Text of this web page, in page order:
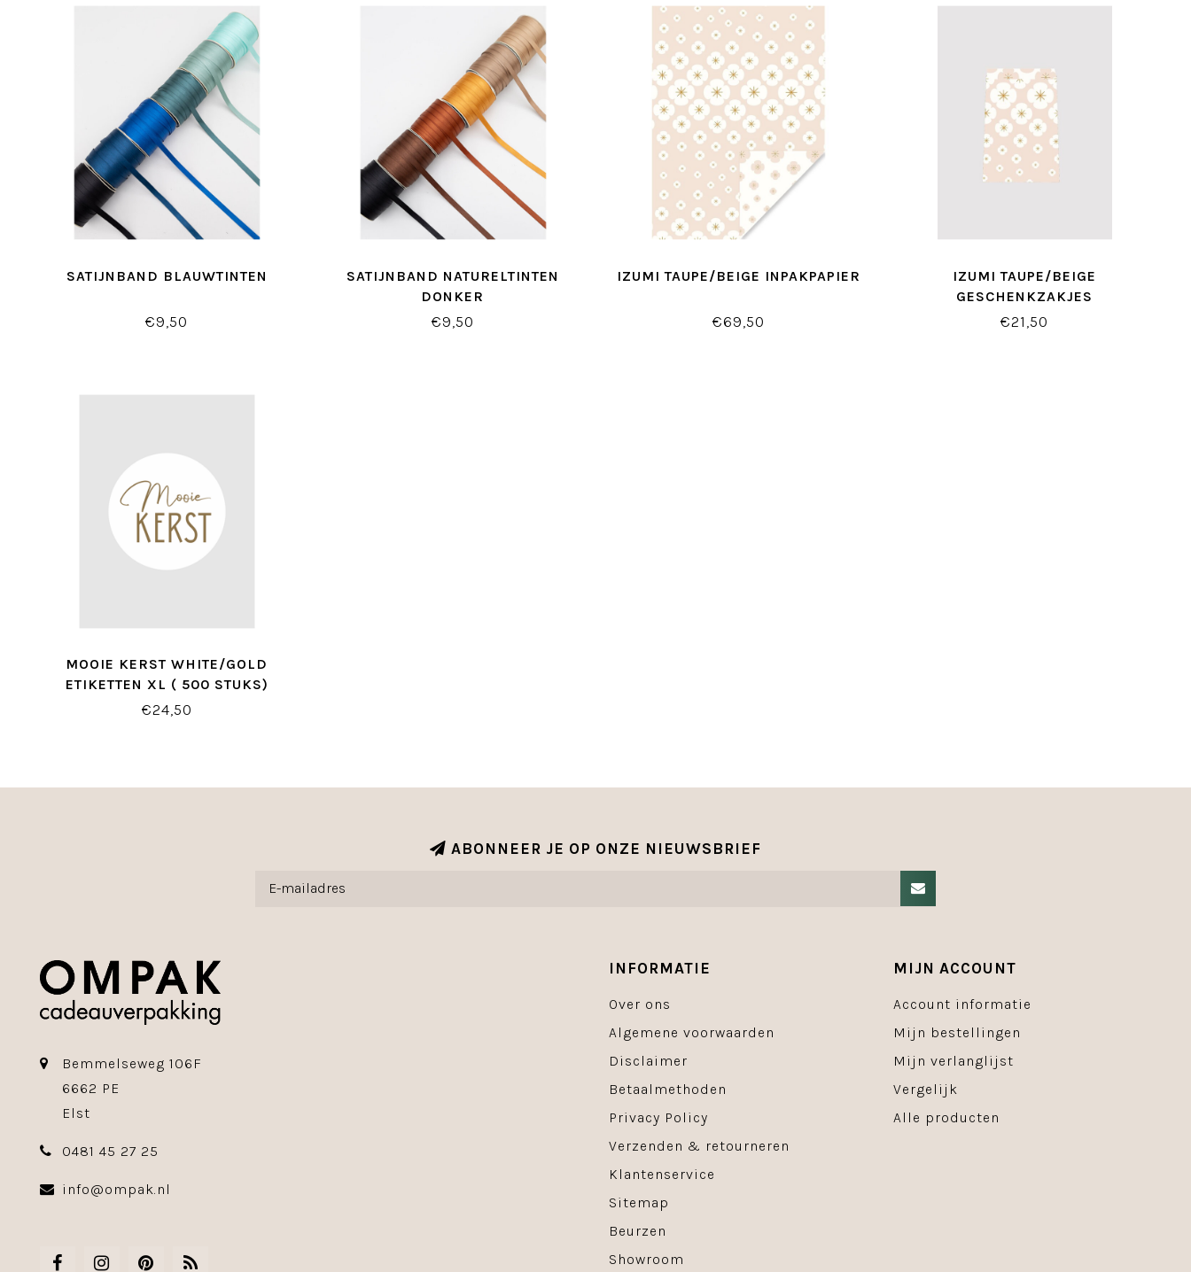
SATIJNBAND BLAUWTINTEN
€9,50
SATIJNBAND NATURELTINTEN
DONKER
€9,50
IZUMI TAUPE/BEIGE INPAKPAPIER
€69,50
IZUMI TAUPE/BEIGE
GESCHENKZAKJES
€21,50
MOOIE KERST WHITE/GOLD
ETIKETTEN XL ( 500 STUKS)
€24,50
ABONNEER JE OP ONZE NIEUWSBRIEF
Bemmelseweg 106F
6662 PE
Elst
0481 45 27 25
info@ompak.nl
INFORMATIE
Over ons
Algemene voorwaarden
Disclaimer
Betaalmethoden
Privacy Policy
Verzenden & retourneren
Klantenservice
Sitemap
Beurzen
Showroom
MIJN ACCOUNT
Account informatie
Mijn bestellingen
Mijn verlanglijst
Vergelijk
Alle producten